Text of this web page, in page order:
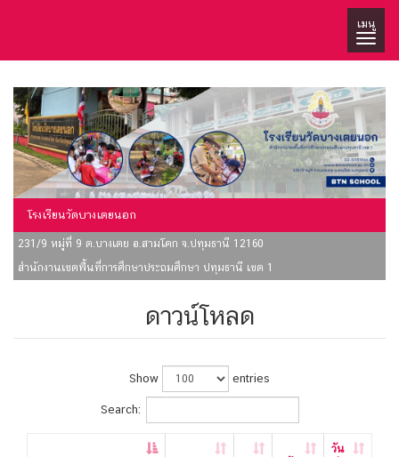
เมนู
โรงเรียนวัดบางเตยนอก
231/9 หมู่ที่ 9 ต.บางเตย อ.สามโคก จ.ปทุมธานี 12160
สำนักงานเขตพื้นที่การศึกษาประถมศึกษา ปทุมธานี เขต 1
ดาวน์โหลด
Show entries
Search:
วัน